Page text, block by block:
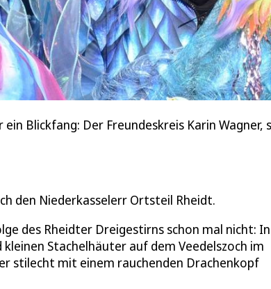
Blickfang: Der Freundeskreis Karin
den Niederkasselerr Ortsteil Rheidt.
des Rheidter Dreigestirns schon mal nicht:
Stachelhäuter auf dem Veedelszoch im
stilecht mit einem rauchenden Drachenkopf